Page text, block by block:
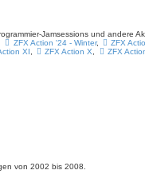
Jamsessions und andere
ZFX Action '24 - Winter,
ZFX
XI ZFX Action X
ZFX
von 2002 bis 2008.